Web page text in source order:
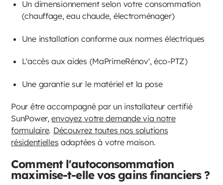
Un dimensionnement selon votre consommation
(chauffage, eau chaude, électroménager)
Une installation conforme aux normes électriques
L'accès aux aides (MaPrimeRénov', éco-PTZ)
Une garantie sur le matériel et la pose
Pour être accompagné par un installateur certifié
SunPower,envoyez votre demande via notre
formulaire. Découvrez toutes nos solutions
résidentielles adaptées à votre maison.
Comment l'autoconsommation
maximise-t-elle vos gains financiers ?